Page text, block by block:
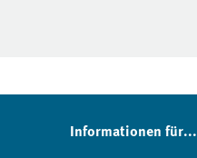
Informationen für...